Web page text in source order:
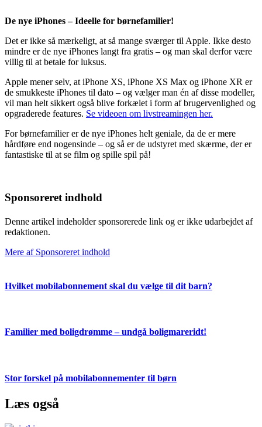
De nye iPhones – Ideelle for børnefamilier!
Det er ikke så mærkeligt, at så mange sværger til Apple. Ikke desto
mindre er de nye iPhones langt fra gratis – og man skal derfor være
villig til at betale for luksus.
Apple mener selv, at iPhone XS, iPhone XS Max og iPhone XR er
de smukkeste iPhones til dato – og vælger man én af disse modeller,
vil man helt sikkert også blive forkælet i form af brugervenlighed og
opgraderede features. Se videoen om livstreamingen her.
For børnefamilier er de nye iPhones helt geniale, da de er mere
hårdføre end nogensinde – og så er de udstyret med skærme, der er
fantastiske til at se film og spille spil på!
Sponsoreret indhold
Denne artikel indeholder sponsorerede link og er ikke udarbejdet af
redaktionen.
Mere af Sponsoreret indhold
Hvilket mobilabonnement skal du vælge til dit barn?
Familier med boligdrømme – undgå boligmareridt!
Stor forskel på mobilabonnementer til børn
Læs også